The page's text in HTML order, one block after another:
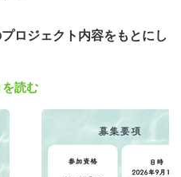
ロジェクト内容をもとにし
とに挑戦したい！」「地域
！」
ジェクトが今年も始動しま
読む